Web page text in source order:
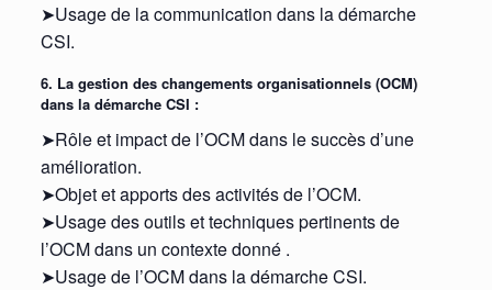
➤Usage de la communication dans la démarche
CSI.
6. La gestion des changements organisationnels (OCM)
dans la démarche CSI :
➤Rôle et impact de l’OCM dans le succès d’une
amélioration.
➤Objet et apports des activités de l’OCM.
➤Usage des outils et techniques pertinents de
l’OCM dans un contexte donné .
➤Usage de l’OCM dans la démarche CSI.